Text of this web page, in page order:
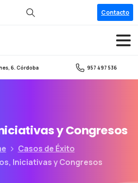
Search
Contacto
6. Córdoba 957 497 536
yCongresos
Casos de Éxito
Iniciativas y Congresos